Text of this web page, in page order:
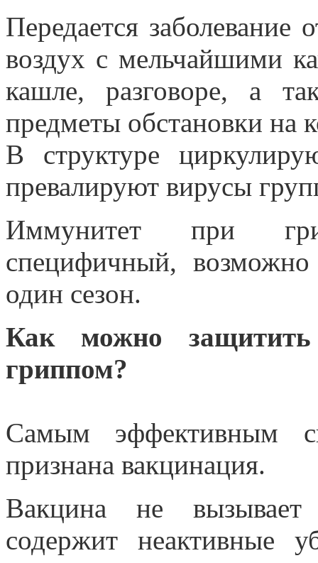
Передается заболевание
воздух с мельчайшими
кашле, разговоре, а
предметы обстановки на
В структуре
превалируют вирусы
Иммунитет при
специфичный, возможно
один сезон.
Как можно
гриппом?
Самым эффективным
признана вакцинация.
Вакцина не
содержит неактивные